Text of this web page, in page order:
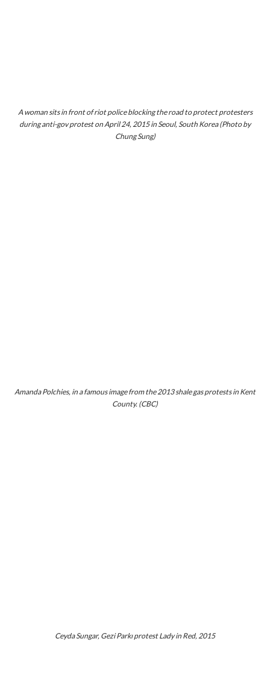
A woman sits in front of riot police blocking the road to protect protesters
during anti-gov protest on April 24, 2015 in Seoul, South Korea (Photo by
Chung Sung)
Amanda Polchies, in a famous image from the 2013 shale gas protests in Kent
County. (CBC)
Ceyda Sungar, Gezi Parkı protest Lady in Red, 2015